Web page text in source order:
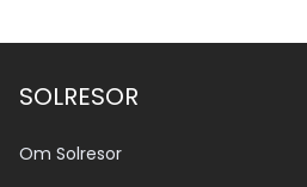
SOLRESOR
Om Solresor